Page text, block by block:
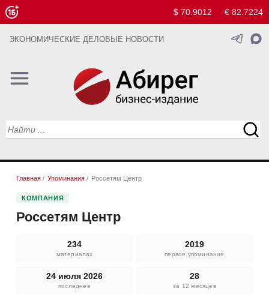
$ 70.9012 € 82.7224
ЭКОНОМИЧЕСКИЕ ДЕЛОВЫЕ НОВОСТИ
Главная / Упоминания / Россетям Центр
КОМПАНИЯ
Россетям Центр
234
материалах
2019
первое упоминание
24 июля 2026
последнее
28
за 12 месяцев